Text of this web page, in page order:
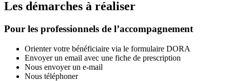
Les démarches à réaliser
Pour les professionnels de l’accompagnement
Orienter votre bénéficiaire via le formulaire DORA
Envoyer un email avec une fiche de prescription
Nous envoyer un e-mail
Nous téléphoner